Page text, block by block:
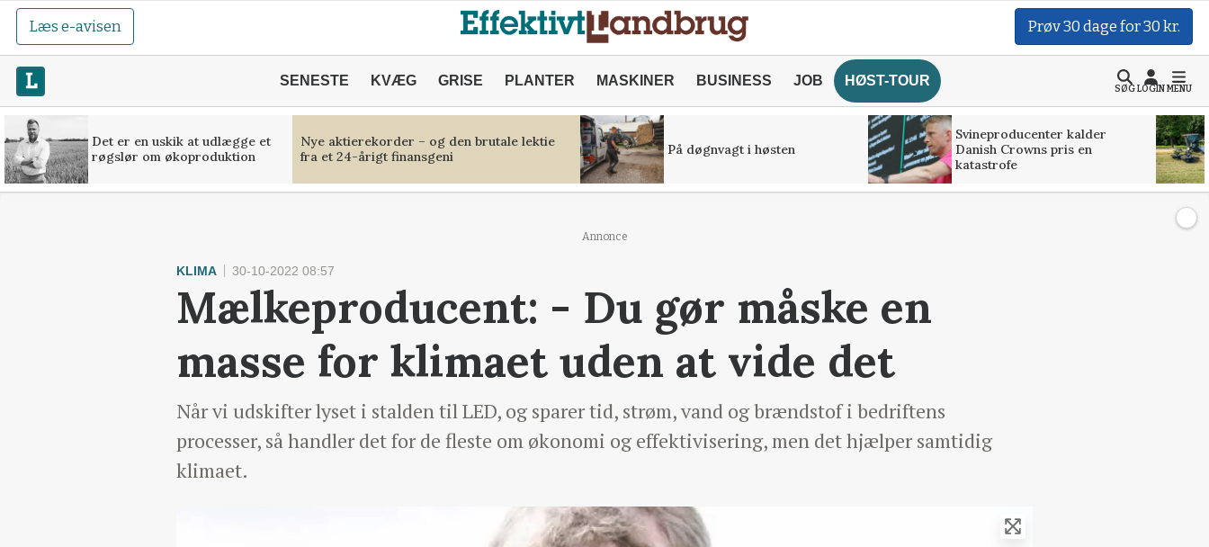
Læs e-avisen Prøv 30 dage for 30 kr.
SENESTE KVÆG GRISE PLANTER MASKINER BUSINESS JOB HØST-TOUR
SØGLOGINMENU
Det er en uskik at udlægge et
røgslør om økoproduktion
Nye aktierekorder – og den brutale lektie
fra et 24-årigt finansgeni
På døgnvagt i høsten
Svineproducenter kalder
Danish Crowns pris en
katastrofe
Annonce
KLIMA 30-10-2022 08:57
Mælkeproducent: - Du gør måske en
masse for klimaet uden at vide det
Når vi udskifter lyset i stalden til LED, og sparer tid, strøm, vand og brændstof i bedriftens
processer, så handler det for de fleste om økonomi og effektivisering, men det hjælper samtidig
klimaet.